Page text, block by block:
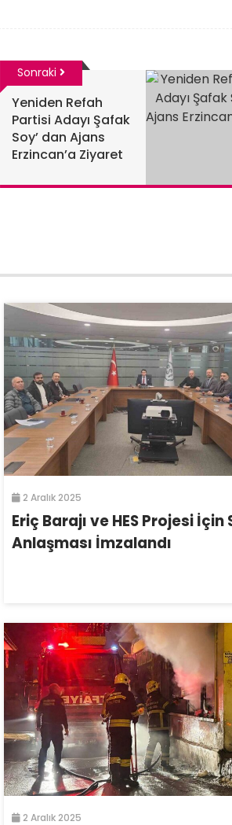
Yeniden Refah
Partisi Adayı Şafak
Soy’ dan Ajans
Erzincan’a Ziyaret
Sonraki
2 Aralık 2025
Eriç Barajı ve HES Projesi İçin
Anlaşması İmzalandı
2 Aralık 2025